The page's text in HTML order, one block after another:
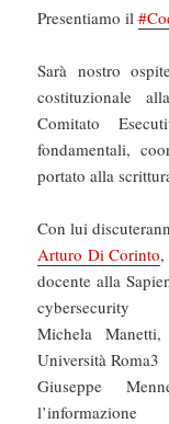
Presentiamo il
Sarà nostro
costituzionale
Comitato
fondamentali,
portato alla
Con lui
Arturo Di Corinto
docente alla
cybersecurity
Michela Manetti,
Università Roma3
Giuseppe
l’informazione